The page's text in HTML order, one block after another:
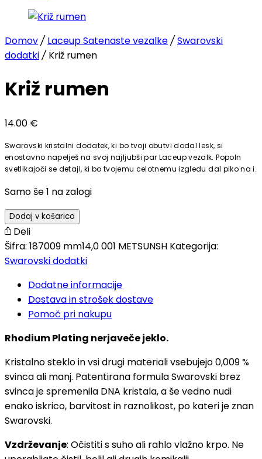
Domov/ Laceup Satenaste vezalke/Swarovski
dodatki/ Križ rumen
Križ rumen
14.00 €
Swarovski kristalni dodatek, ki bo tvoji obutvi dodal lesk, si
enostavno napelješ na svoj najljubši par Laceup vezalk. Popoln
svetlikajoči se detajl, ki bo tvojemu celotnemu izgledu dal piko na i.
Samo še 1 na zalogi
Dodaj v košarico
Deli
Šifra: 187009 mm14,0 001 METSUNSH Kategorija:
Swarovski dodatki
Dodatne informacije
Dostava in strošek dostave
Pomoč pri nakupu
Rhodium Plating nerjaveče jeklo.
Kristalno steklo in vsi drugi materiali vsebujejo 0,009 %
svinca ali manj. Patentirana formula Swarovski brez
svinca je spremenila DNA kristala, a še vedno nudi
enako iskrico, barvitost in raznolikost, po kateri je znan
Swarovski.
Vzdrževanje: Očistiti s suho ali rahlo vlažno krpo. Ne